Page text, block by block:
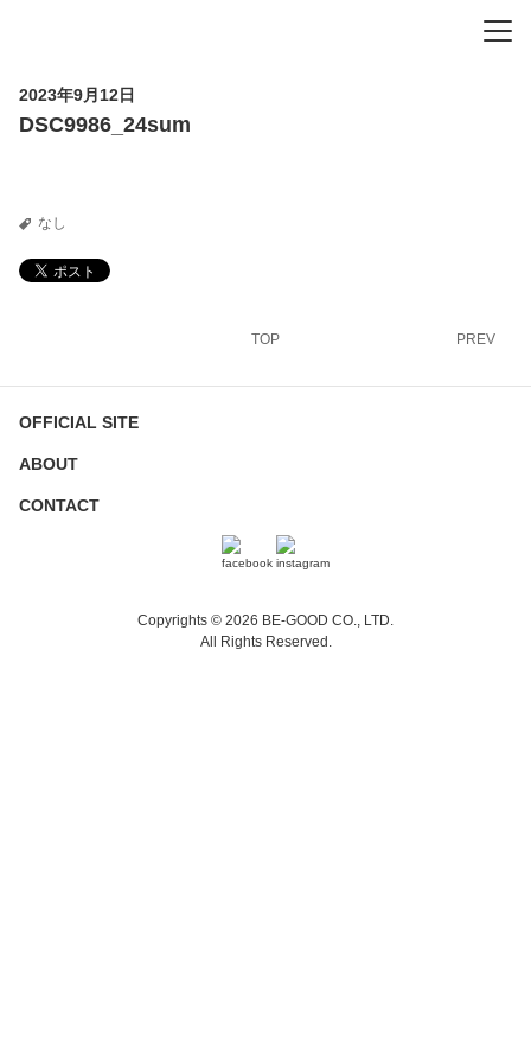
2023年9月12日
DSC9986_24sum
なし
TOP PREV
OFFICIAL SITE
ABOUT
CONTACT
Copyrights © 2026 BE-GOOD CO., LTD.
All Rights Reserved.